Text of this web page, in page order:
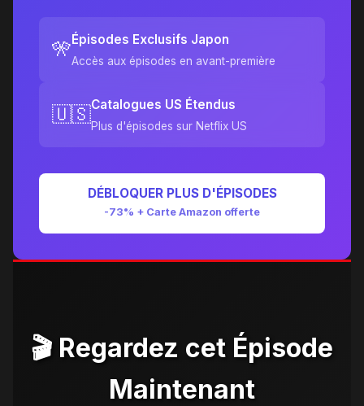
🎌Épisodes Exclusifs Japon
Accès aux épisodes en avant-première
🇺🇸Catalogues US Étendus
Plus d'épisodes sur Netflix US
DÉBLOQUER PLUS D'ÉPISODES
-73% + Carte Amazon offerte
🎬 Regardez cet Épisode
Maintenant